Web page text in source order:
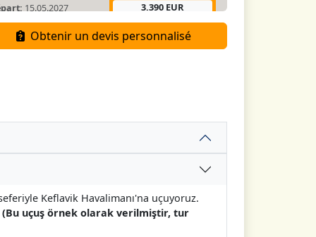
15.05.2027
19.05.2027
3.390 EUR
ACHETER MAINTENANT
19.05.2027
3.390 EUR
Obtenir un devis personnalisé
Keflavik Havalimanı'na uçuyoruz.
(Bu uçuş örnek olarak verilmiştir, tur